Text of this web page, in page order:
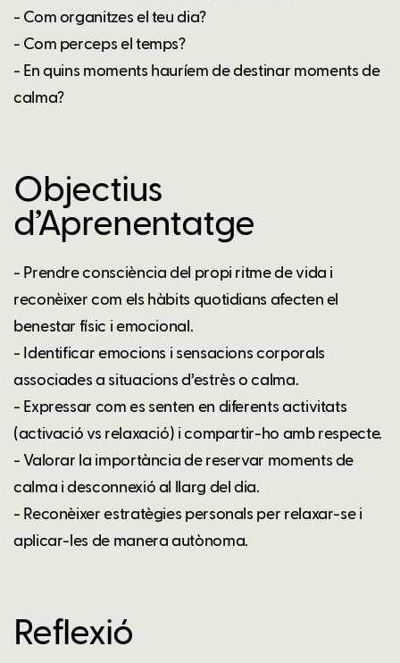
- Com organitzes el teu dia?
- Com perceps el temps?
- En quins moments hauríem de destinar moments de
calma?
Objectius
d’Aprenentatge
- Prendre consciència del propi ritme de vida i
reconèixer com els hàbits quotidians afecten el
benestar físic i emocional.
- Identificar emocions i sensacions corporals
associades a situacions d’estrès o calma.
- Expressar com es senten en diferents activitats
(activació vs relaxació) i compartir-ho amb respecte.
- Valorar la importància de reservar moments de
calma i desconnexió al llarg del dia.
- Reconèixer estratègies personals per relaxar-se i
aplicar-les de manera autònoma.
Reflexió